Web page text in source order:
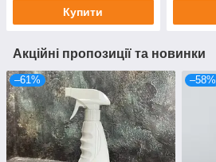
Купити
Акційні пропозиції та новинки
–61% –58%